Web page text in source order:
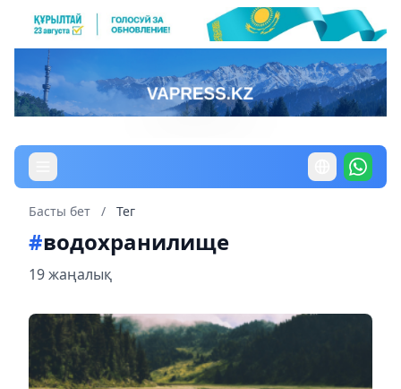
Басты бет / Тег
#водохранилище
19 жаңалық